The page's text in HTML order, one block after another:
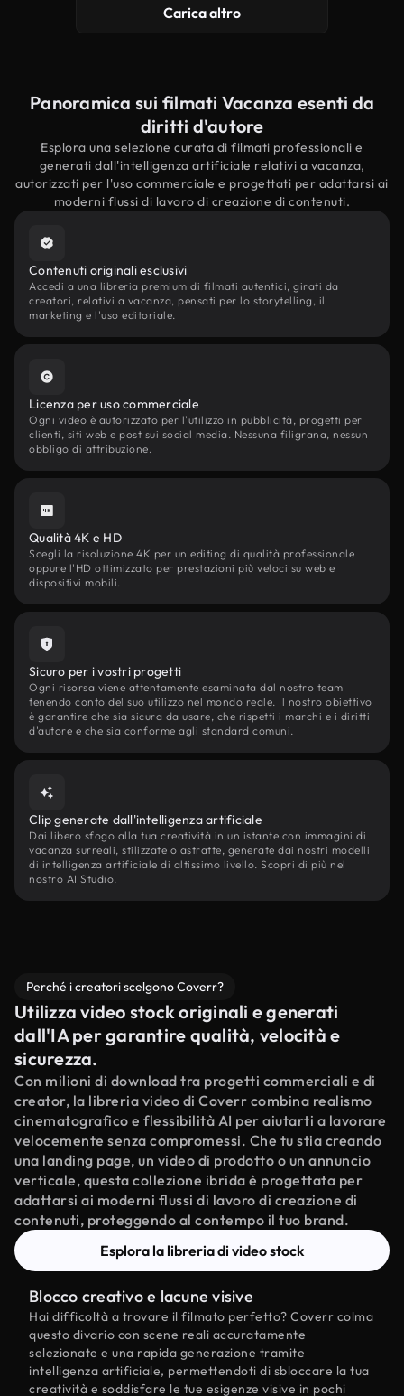
Carica altro
Panoramica sui filmati Vacanza esenti da
diritti d'autore
Esplora una selezione curata di filmati professionali e
generati dall'intelligenza artificiale relativi a vacanza,
autorizzati per l'uso commerciale e progettati per adattarsi ai
moderni flussi di lavoro di creazione di contenuti.
Contenuti originali esclusivi
Accedi a una libreria premium di filmati autentici, girati da
creatori, relativi a vacanza, pensati per lo storytelling, il
marketing e l'uso editoriale.
Licenza per uso commerciale
Ogni video è autorizzato per l'utilizzo in pubblicità, progetti per
clienti, siti web e post sui social media. Nessuna filigrana, nessun
obbligo di attribuzione.
Qualità 4K e HD
Scegli la risoluzione 4K per un editing di qualità professionale
oppure l'HD ottimizzato per prestazioni più veloci su web e
dispositivi mobili.
Sicuro per i vostri progetti
Ogni risorsa viene attentamente esaminata dal nostro team
tenendo conto del suo utilizzo nel mondo reale. Il nostro obiettivo
è garantire che sia sicura da usare, che rispetti i marchi e i diritti
d'autore e che sia conforme agli standard comuni.
Clip generate dall'intelligenza artificiale
Dai libero sfogo alla tua creatività in un istante con immagini di
vacanza surreali, stilizzate o astratte, generate dai nostri modelli
di intelligenza artificiale di altissimo livello. Scopri di più nel
nostro AI Studio.
Perché i creatori scelgono Coverr?
Utilizza video stock originali e generati
dall'IA per garantire qualità, velocità e
sicurezza.
Con milioni di download tra progetti commerciali e di
creator, la libreria video di Coverr combina realismo
cinematografico e flessibilità AI per aiutarti a lavorare
velocemente senza compromessi. Che tu stia creando
una landing page, un video di prodotto o un annuncio
verticale, questa collezione ibrida è progettata per
adattarsi ai moderni flussi di lavoro di creazione di
contenuti, proteggendo al contempo il tuo brand.
Esplora la libreria di video stock
Blocco creativo e lacune visive
Hai difficoltà a trovare il filmato perfetto? Coverr colma
questo divario con scene reali accuratamente
selezionate e una rapida generazione tramite
intelligenza artificiale, permettendoti di sbloccare la tua
creatività e soddisfare le tue esigenze visive in pochi